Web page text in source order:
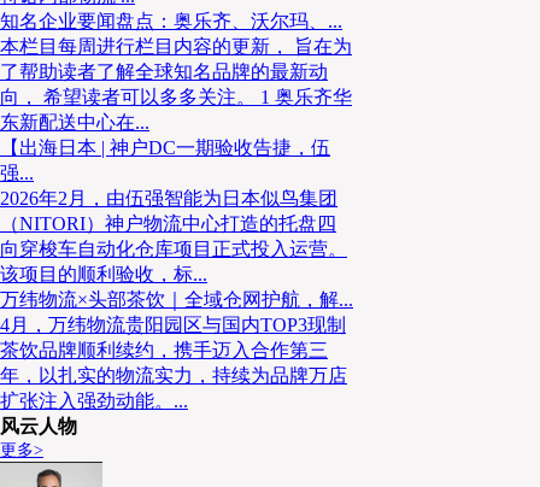
智利普达韦尔的配送中心，将投入2亿美元（约1.85
台机器人，并将物流中心面积扩大至13万平方米，旨
25%，预计到2030年创造约6000个就业机会。此次扩
至2029年17亿美元投资计划的一部分。同时，
（Walmex）计划在2026年投入430亿墨西哥比索（约
年增长10%。资金将主要用于门店升级、新店建设
目，以支持其在2025至2029年间开设1500家新门店
哥新建两座自动化配送中心。
6
亚马逊将斥资7.5亿澳元在澳大利亚新建机器人物流中心
当地时间3月10日，亚马逊宣布计划投资逾7.5亿澳元
物流中心，该中心年处理能力将超过1.25亿件包裹，
兰州布里斯班，预计2028年竣工，占地15万平方米。
知名企业要闻盘点：奥乐齐、沃尔玛、...
本栏目每周进行栏目内容的更新， 旨在为
了帮助读者了解全球知名品牌的最新动
向， 希望读者可以多多关注。 1 奥乐齐华
东新配送中心在...
【出海日本 | 神户DC一期验收告捷，伍
强...
2026年2月，由伍强智能为日本似鸟集团
（NITORI）神户物流中心打造的托盘四
向穿梭车自动化仓库项目正式投入运营。
该项目的顺利验收，标...
万纬物流×头部茶饮｜全域仓网护航，解...
4月，万纬物流贵阳园区与国内TOP3现制
茶饮品牌顺利续约，携手迈入合作第三
年，以扎实的物流实力，持续为品牌万店
扩张注入强劲动能。...
风云人物
更多>